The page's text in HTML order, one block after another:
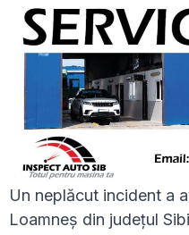
Un neplăcut incident a
Loamneș din județul